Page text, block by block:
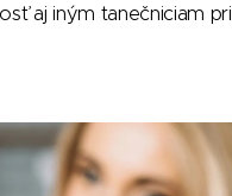
aj iným tanečniciam pri